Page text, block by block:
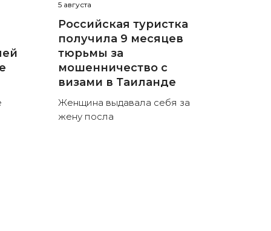
5 августа
Российская туристка
получила 9 месяцев
тюрьмы за
мошенничество с
визами в Таиланде
Женщина выдавала себя за
жену посла